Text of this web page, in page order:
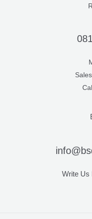
Write Us